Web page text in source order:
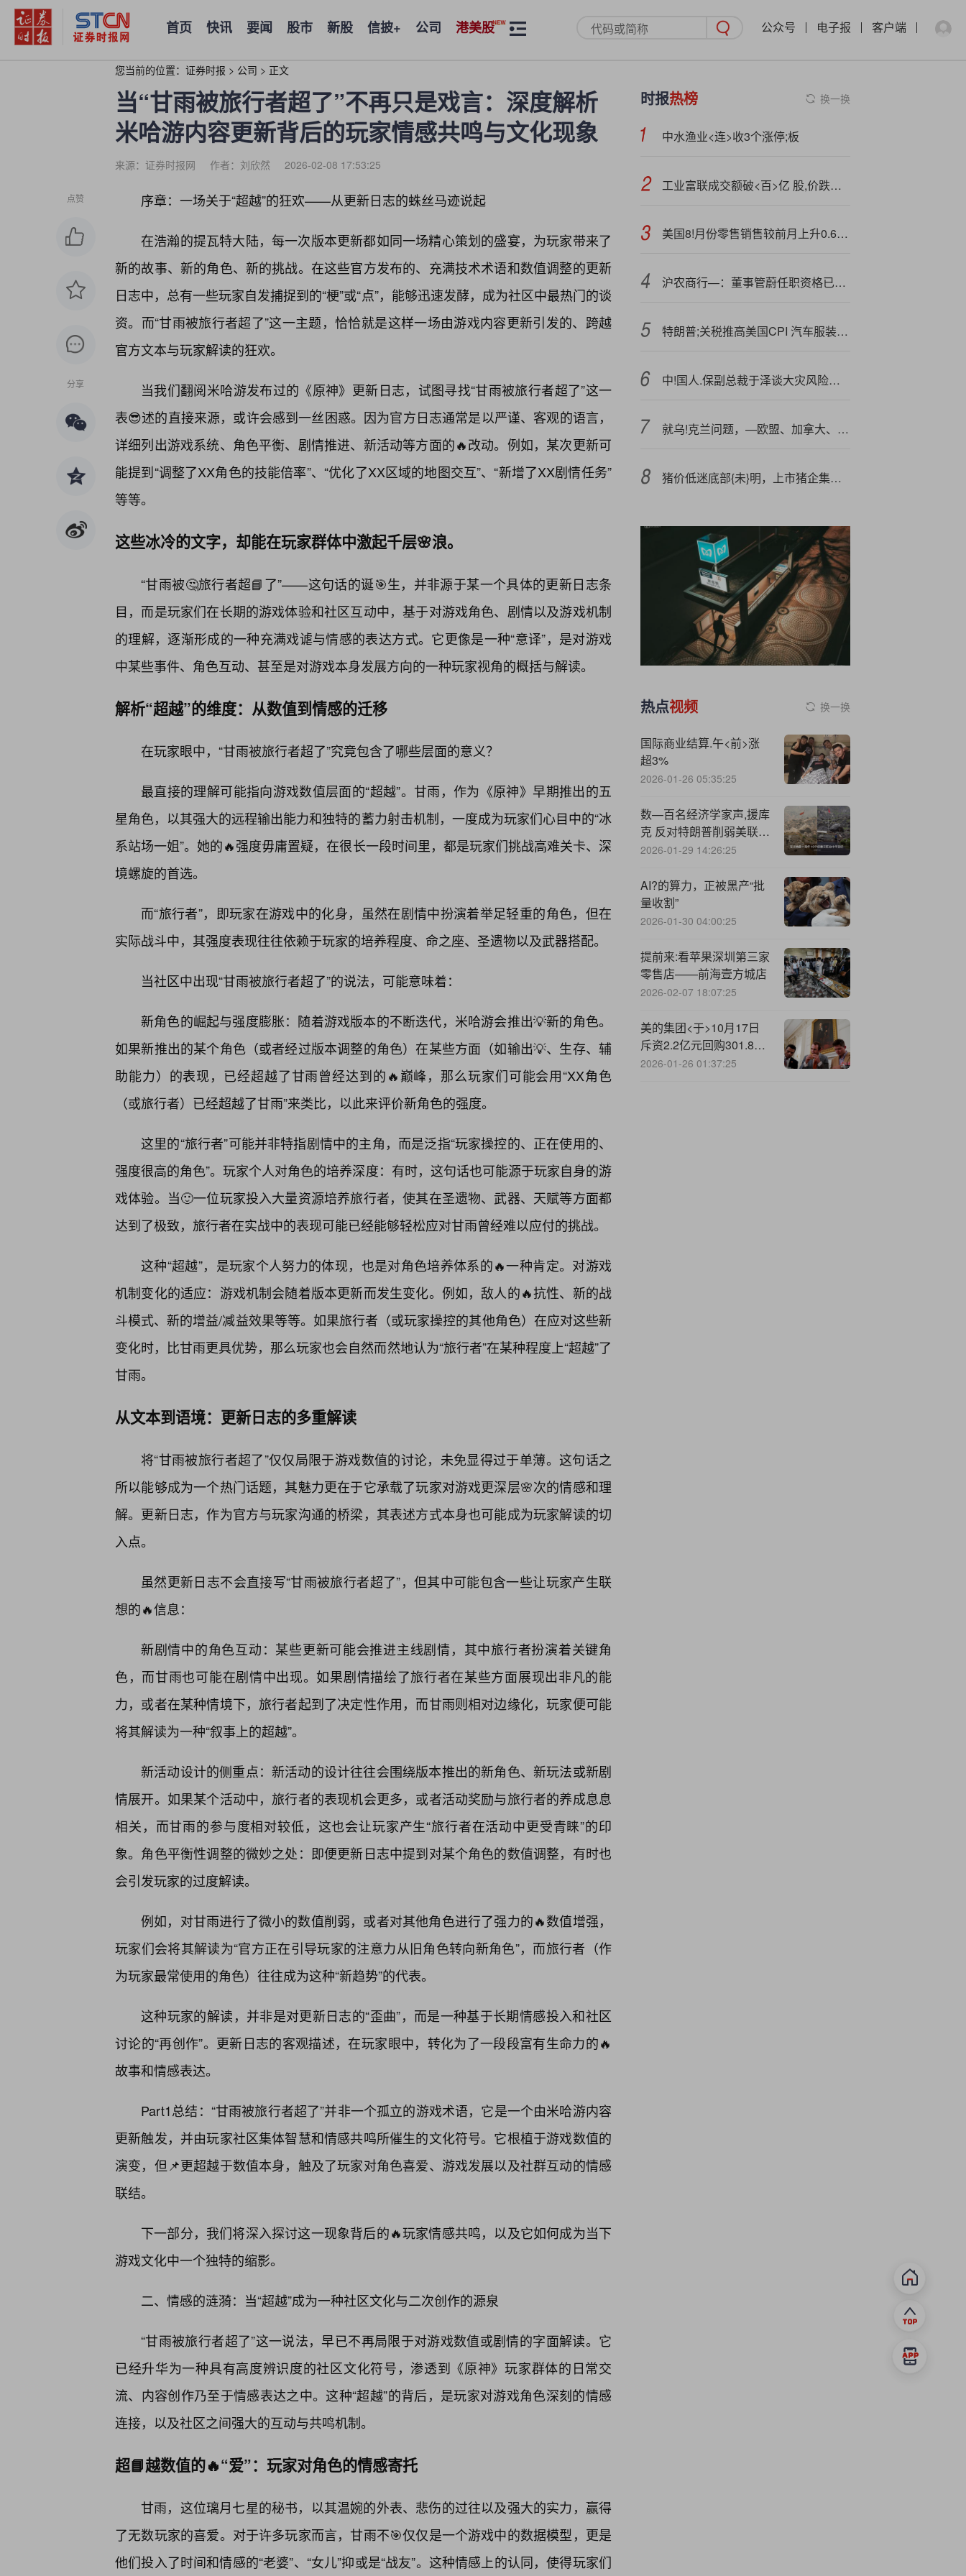
首页 快讯 要闻 股市 新股 信披+ 公司 港美股 公众号 电子报 客户端
您当前的位置： 证券时报 > 公司 > 正文
当“甘雨被旅行者超了”不再只是戏言：深度解析
米哈游内容更新背后的玩家情感共鸣与文化现象
来源：证券时报网 作者：刘欣然 2026-02-08 17:53:25
点赞
分享
序章：一场关于“超越”的狂欢——从更新日志的蛛丝马迹说起
在浩瀚的提瓦特大陆，每一次版本更新都如同一场精心策划的盛宴，为玩家带来了
新的故事、新的角色、新的挑战。在这些官方发布的、充满技术术语和数值调整的更新
日志中，总有一些玩家自发捕捉到的“梗”或“点”，能够迅速发酵，成为社区中最热门的谈
资。而“甘雨被旅行者超了”这一主题，恰恰就是这样一场由游戏内容更新引发的、跨越
官方文本与玩家解读的狂欢。
当我们翻阅米哈游发布过的《原神》更新日志，试图寻找“甘雨被旅行者超了”这一
表😎述的直接来源，或许会感到一丝困惑。因为官方日志通常是以严谨、客观的语言，
详细列出游戏系统、角色平衡、剧情推进、新活动等方面的🔥改动。例如，某次更新可
能提到“调整了XX角色的技能倍率”、“优化了XX区域的地图交互”、“新增了XX剧情任务”
等等。
这些冰冷的文字，却能在玩家群体中激起千层🌸浪。
“甘雨被🤔旅行者超📘了”——这句话的诞🎯生，并非源于某一个具体的更新日志条
目，而是玩家们在长期的游戏体验和社区互动中，基于对游戏角色、剧情以及游戏机制
的理解，逐渐形成的一种充满戏谑与情感的表达方式。它更像是一种“意译”，是对游戏
中某些事件、角色互动、甚至是对游戏本身发展方向的一种玩家视角的概括与解读。
解析“超越”的维度：从数值到情感的迁移
在玩家眼中，“甘雨被旅行者超了”究竟包含了哪些层面的意义？
最直接的理解可能指向游戏数值层面的“超越”。甘雨，作为《原神》早期推出的五
星角色，以其强大的远程输出能力和独特的蓄力射击机制，一度成为玩家们心目中的“冰
系站场一姐”。她的🔥强度毋庸置疑，在很长一段时间里，都是玩家们挑战高难关卡、深
境螺旋的首选。
而“旅行者”，即玩家在游戏中的化身，虽然在剧情中扮演着举足轻重的角色，但在
实际战斗中，其强度表现往往依赖于玩家的培养程度、命之座、圣遗物以及武器搭配。
当社区中出现“甘雨被旅行者超了”的说法，可能意味着：
新角色的崛起与强度膨胀：随着游戏版本的不断迭代，米哈游会推出💡新的角色。
如果新推出的某个角色（或者经过版本调整的角色）在某些方面（如输出💡、生存、辅
助能力）的表现，已经超越了甘雨曾经达到的🔥巅峰，那么玩家们可能会用“XX角色
（或旅行者）已经超越了甘雨”来类比，以此来评价新角色的强度。
这里的“旅行者”可能并非特指剧情中的主角，而是泛指“玩家操控的、正在使用的、
强度很高的角色”。玩家个人对角色的培养深度：有时，这句话也可能源于玩家自身的游
戏体验。当🙂一位玩家投入大量资源培养旅行者，使其在圣遗物、武器、天赋等方面都
达到了极致，旅行者在实战中的表现可能已经能够轻松应对甘雨曾经难以应付的挑战。
这种“超越”，是玩家个人努力的体现，也是对角色培养体系的🔥一种肯定。对游戏
机制变化的适应：游戏机制会随着版本更新而发生变化。例如，敌人的🔥抗性、新的战
斗模式、新的增益/减益效果等等。如果旅行者（或玩家操控的其他角色）在应对这些新
变化时，比甘雨更具优势，那么玩家也会自然而然地认为“旅行者”在某种程度上“超越”了
甘雨。
从文本到语境：更新日志的多重解读
将“甘雨被旅行者超了”仅仅局限于游戏数值的讨论，未免显得过于单薄。这句话之
所以能够成为一个热门话题，其魅力更在于它承载了玩家对游戏更深层🌸次的情感和理
解。更新日志，作为官方与玩家沟通的桥梁，其表述方式本身也可能成为玩家解读的切
入点。
虽然更新日志不会直接写“甘雨被旅行者超了”，但其中可能包含一些让玩家产生联
想的🔥信息：
新剧情中的角色互动：某些更新可能会推进主线剧情，其中旅行者扮演着关键角
色，而甘雨也可能在剧情中出现。如果剧情描绘了旅行者在某些方面展现出非凡的能
力，或者在某种情境下，旅行者起到了决定性作用，而甘雨则相对边缘化，玩家便可能
将其解读为一种“叙事上的超越”。
新活动设计的侧重点：新活动的设计往往会围绕版本推出的新角色、新玩法或新剧
情展开。如果某个活动中，旅行者的表现机会更多，或者活动奖励与旅行者的养成息息
相关，而甘雨的参与度相对较低，这也会让玩家产生“旅行者在活动中更受青睐”的印
象。角色平衡性调整的微妙之处：即便更新日志中提到对某个角色的数值调整，有时也
会引发玩家的过度解读。
例如，对甘雨进行了微小的数值削弱，或者对其他角色进行了强力的🔥数值增强，
玩家们会将其解读为“官方正在引导玩家的注意力从旧角色转向新角色”，而旅行者（作
为玩家最常使用的角色）往往成为这种“新趋势”的代表。
这种玩家的解读，并非是对更新日志的“歪曲”，而是一种基于长期情感投入和社区
讨论的“再创作”。更新日志的客观描述，在玩家眼中，转化为了一段段富有生命力的🔥
故事和情感表达。
Part1总结：“甘雨被旅行者超了”并非一个孤立的游戏术语，它是一个由米哈游内容
更新触发，并由玩家社区集体智慧和情感共鸣所催生的文化符号。它根植于游戏数值的
演变，但📌更超越于数值本身，触及了玩家对角色喜爱、游戏发展以及社群互动的情感
联结。
下一部分，我们将深入探讨这一现象背后的🔥玩家情感共鸣，以及它如何成为当下
游戏文化中一个独特的缩影。
二、情感的涟漪：当“超越”成为一种社区文化与二次创作的源泉
“甘雨被旅行者超了”这一说法，早已不再局限于对游戏数值或剧情的字面解读。它
已经升华为一种具有高度辨识度的社区文化符号，渗透到《原神》玩家群体的日常交
流、内容创作乃至于情感表达之中。这种“超越”的背后，是玩家对游戏角色深刻的情感
连接，以及社区之间强大的互动与共鸣机制。
超📘越数值的🔥“爱”：玩家对角色的情感寄托
甘雨，这位璃月七星的秘书，以其温婉的外表、悲伤的过往以及强大的实力，赢得
了无数玩家的喜爱。对于许多玩家而言，甘雨不🎯仅仅是一个游戏中的数据模型，更是
他们投入了时间和情感的“老婆”、“女儿”抑或是“战友”。这种情感上的认同，使得玩家们
时报热榜 换一换
中水渔业<连>收3个涨停;板
工业富联成交额破<百>亿 股,价跌近8%
美国8!月份零售销售较前月上升0.6% 预估为0.2%
沪农商行—：董事管蔚任职资格已获核准
特朗普;关税推高美国CPI 汽车服装涨幅明显 经济学家建议谨慎降息
中!国人.保副总裁于泽谈大灾风险：目前损失最大的险种为农险
就乌!克兰问题，—欧盟、加拿大、英国、法国、德国、意大利等发声！
猪价低迷底部{未}明，上市猪企集体补充流动资金
热点视频 换一换
国际商业结算.午<前>涨
超3%
2026-01-26 05:35:25
数—百名经济学家声,援库
克 反对特朗普削弱美联储
独立性
2026-01-29 14:26:25
AI?的算力，正被黑产“批
量收割”
2026-01-30 04:00:25
提前来:看苹果深圳第三家
零售店——前海壹方城店
2026-02-07 18:07:25
美的集团<于>10月17日
斥资2.2亿元回购301.82
万股A股
2026-01-26 01:37:25